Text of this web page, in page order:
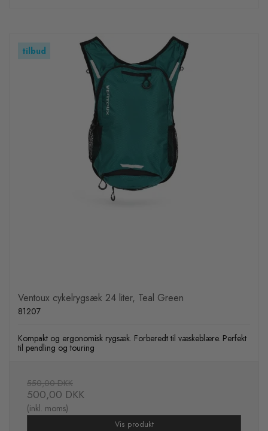
tilbud
Ventoux cykelrygsæk 24 liter, Teal Green
81207
Kompakt og ergonomisk rygsæk. Forberedt til væskeblære. Perfekt
til pendling og touring
550,00 DKK
500,00 DKK
(inkl. moms)
Vis produkt